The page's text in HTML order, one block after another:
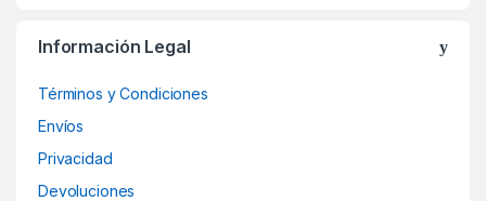
Información Legal
Términos y Condiciones
Envíos
Privacidad
Devoluciones